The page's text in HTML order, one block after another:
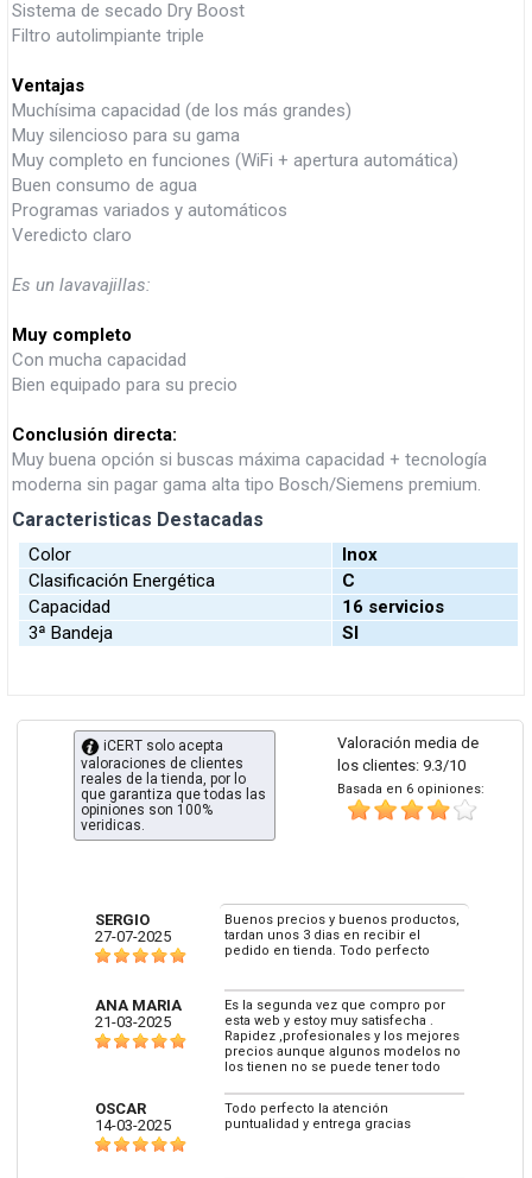
Sistema de secado Dry Boost
Filtro autolimpiante triple
Ventajas
Muchísima capacidad (de los más grandes)
Muy silencioso para su gama
Muy completo en funciones (WiFi + apertura automática)
Buen consumo de agua
Programas variados y automáticos
Veredicto claro
Es un lavavajillas:
Muy completo
Con mucha capacidad
Bien equipado para su precio
Conclusión directa:
Muy buena opción si buscas máxima capacidad + tecnología
moderna sin pagar gama alta tipo Bosch/Siemens premium.
Caracteristicas Destacadas
Color
Inox
Clasificación Energética
C
Capacidad
16 servicios
3ª Bandeja
SI
Valoración media de
los clientes: 9.3/10
Basada en 6 opiniones:
iCERT solo acepta
valoraciones de clientes
reales de la tienda, por lo
que garantiza que todas las
opiniones son 100%
veridicas.
SERGIO
27-07-2025
Buenos precios y buenos productos,
tardan unos 3 dias en recibir el
pedido en tienda. Todo perfecto
ANA MARIA
21-03-2025
Es la segunda vez que compro por
esta web y estoy muy satisfecha .
Rapidez ,profesionales y los mejores
precios aunque algunos modelos no
los tienen no se puede tener todo
OSCAR
14-03-2025
Todo perfecto la atención
puntualidad y entrega gracias